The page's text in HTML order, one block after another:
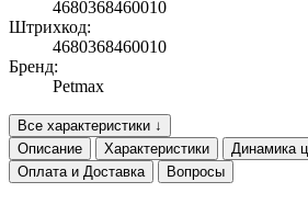
4680368460010
Штрихкод:
4680368460010
Бренд:
Petmax
Все характеристики ↓
Описание
Характеристики Динамика
Оплата и Доставка
Вопросы